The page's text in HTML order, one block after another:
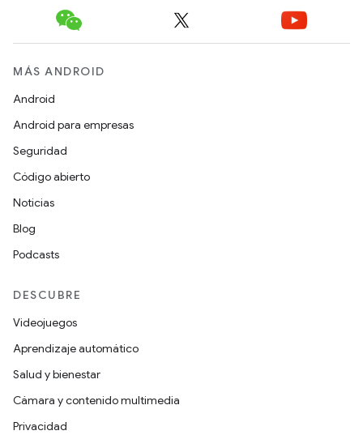
MÁS ANDROID
Android
Android para empresas
Seguridad
Código abierto
Noticias
Blog
Podcasts
DESCUBRE
Videojuegos
Aprendizaje automático
Salud y bienestar
Cámara y contenido multimedia
Privacidad